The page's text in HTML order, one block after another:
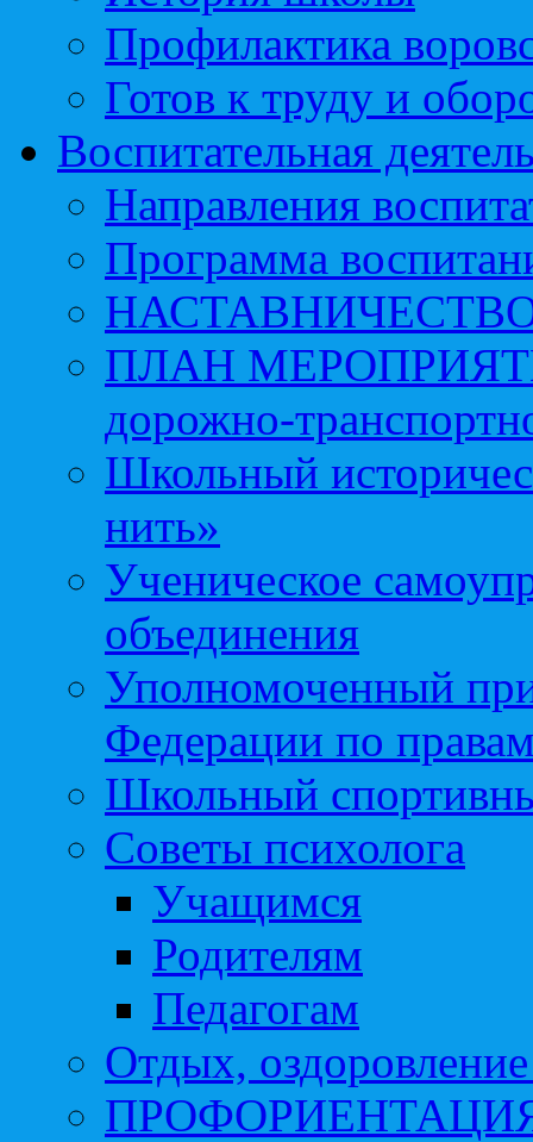
Профилактика
Готов к труду и
Воспитательная
Направления
Программа
ПЛАН МЕРОПРИЯТИЙ
дорожно-
Школьный
нить»
Ученическое
объединения
Уполномоченный
Федерации по
Школьный
Советы психолога
Учащимся
Родителям
Педагогам
Отдых, оздоровление